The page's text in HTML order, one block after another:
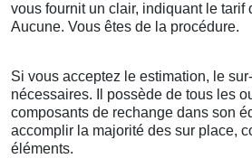
vous fournit un clair, indiquant le tarif
Aucune. Vous êtes de la procédure.
Si vous acceptez le estimation, le
nécessaires. Il possède de tous les
composants de rechange dans son
accomplir la majorité des sur place,
éléments.